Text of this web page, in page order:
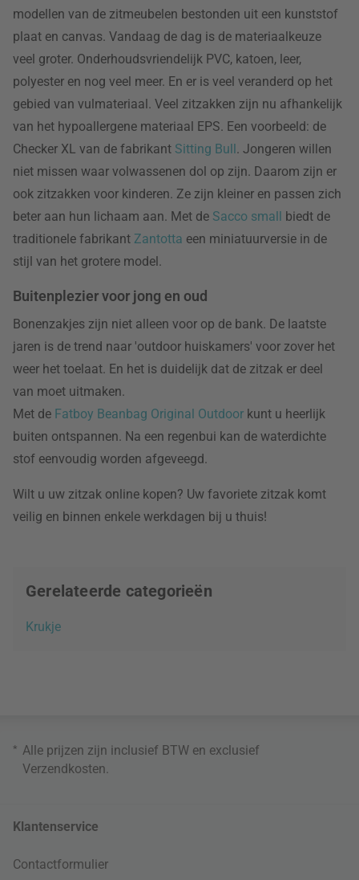
modellen van de zitmeubelen bestonden uit een kunststof
plaat en canvas. Vandaag de dag is de materiaalkeuze
veel groter. Onderhoudsvriendelijk PVC, katoen, leer,
polyester en nog veel meer. En er is veel veranderd op het
gebied van vulmateriaal. Veel zitzakken zijn nu afhankelijk
van het hypoallergene materiaal EPS. Een voorbeeld: de
Checker XL van de fabrikant Sitting Bull. Jongeren willen
niet missen waar volwassenen dol op zijn. Daarom zijn er
ook zitzakken voor kinderen. Ze zijn kleiner en passen zich
beter aan hun lichaam aan. Met de Sacco small biedt de
traditionele fabrikant Zantotta een miniatuurversie in de
stijl van het grotere model.
Buitenplezier voor jong en oud
Bonenzakjes zijn niet alleen voor op de bank. De laatste
jaren is de trend naar 'outdoor huiskamers' voor zover het
weer het toelaat. En het is duidelijk dat de zitzak er deel
van moet uitmaken.
Met de Fatboy Beanbag Original Outdoor kunt u heerlijk
buiten ontspannen. Na een regenbui kan de waterdichte
stof eenvoudig worden afgeveegd.
Wilt u uw zitzak online kopen? Uw favoriete zitzak komt
veilig en binnen enkele werkdagen bij u thuis!
Gerelateerde categorieën
Krukje
* Alle prijzen zijn inclusief BTW en exclusief
Verzendkosten.
Klantenservice
Contactformulier